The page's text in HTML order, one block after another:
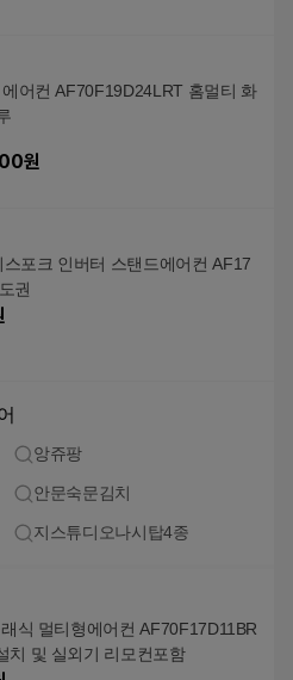
어컨 AF70F19D24LRT 홈멀티 화
원
포크 인버터 스탠드에어컨 AF17
권
앙쥬팡
안문숙문김치
지스튜디오나시탑4종
식 멀티형에어컨 AF70F17D11BR
치 및 실외기 리모컨포함